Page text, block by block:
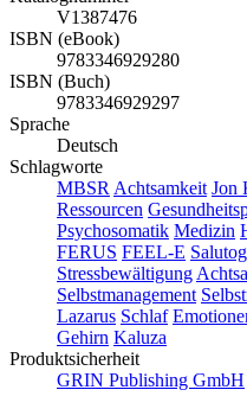
V1387476
ISBN (eBook)
9783346929280
ISBN (Buch)
9783346929297
Sprache
Deutsch
Schlagworte
MBSR Achtsamkeit Jon
Ressourcen
Psychosomatik Medizin
FERUS FEEL-E
Stressbewältigung
Selbstmanagement
Lazarus Schlaf
Gehirn Kaluza
Produktsicherheit
GRIN Publishing GmbH